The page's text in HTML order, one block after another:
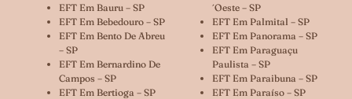
EFT Em Bauru – SP
EFT Em Bebedouro – SP
EFT Em Bento De Abreu
– SP
EFT Em Bernardino De
Campos – SP
EFT Em Bertioga – SP
´oeste – SP
EFT Em Palmital – SP
EFT Em Panorama – SP
EFT Em Paraguaçu
Paulista – SP
EFT Em Paraibuna – SP
EFT Em Paraíso – SP